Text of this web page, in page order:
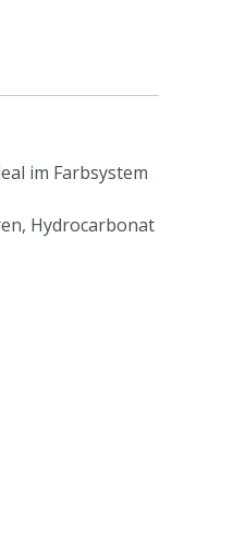
im Farbsystem
Hydrocarbonat